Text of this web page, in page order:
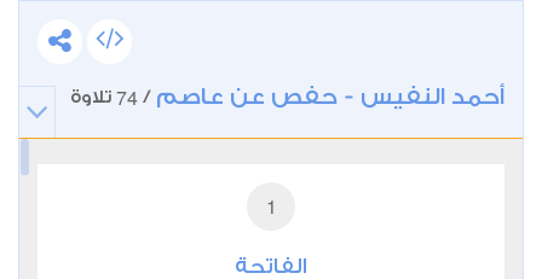
أحمد النفيس - حفص عن عاصم /
74 تلاوة
1
الفاتحة